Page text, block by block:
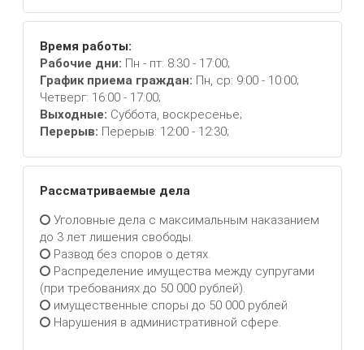
Время работы:
Рабочие дни: Пн - пт: 8:30 - 17:00;
График приема граждан: Пн, ср: 9:00 - 10:00;
Четверг: 16:00 - 17:00;
Выходные: Суббота, воскресенье;
Перерыв: Перерыв: 12:00 - 12:30;
Рассматриваемые дела
Уголовные дела с максимальным наказанием
до 3 лет лишения свободы.
Развод без споров о детях.
Распределение имущества между супругами
(при требованиях до 50 000 рублей).
имущественные споры до 50 000 рублей
Нарушения в административной сфере.